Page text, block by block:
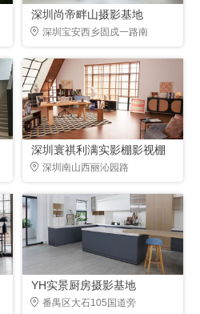
深圳尚帝畔山摄影基地
深圳宝安西乡固戍一路南
深圳寰祺利满实影棚影视棚
深圳南山西丽沁园路
YH实景厨房摄影基地
番禺区大石105国道旁